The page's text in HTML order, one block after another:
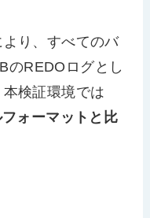
り、すべてのバ
のREDOログとし
検証環境では
ォーマットと比